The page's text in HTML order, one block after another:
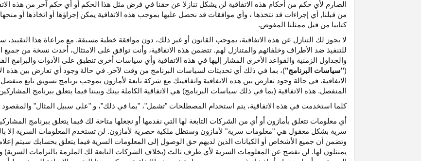
الصارم لأي حكم من أحكام هذه الاتفاقية لن يشكل تنازلا عن حقنا في فرض مثل هذا الحكم أو أي حكم آخر من هذه
من قبلنا, أي إجراءات قد نتخذها ، وأي موافقات قد نحصل عليها بموجب هذه الاتفاقية يمكن إجراؤها أو اتخاذها أو
كتابيا من قبل ممثلنا المفوض.
لا يجوز لك التنازل عن هذه الاتفاقية، بموجب القانون أو غير ذلك، دون موافقة خطية مسبقة. مع مراعاة هذا التقييد،
للتنفيذ ضد الأطراف وخلفائهم والمتنازل لهم. تتضمن هذه الاتفاقية، وأنت توافق على الامتثال، أحدث نسخة من جميع
والجداول الزمنية والقواعد الأخرى المشار إليها في هذه الاتفاقية وأي سياسات أخرى تنطبق على الأدوات والبرامج
("سياسات البرنامج")، بما في ذلك أي تحديثات لسياسات البرنامج من وقت لآخر. في حالة وجود أي تعارض بين هذه
الاتفاقية. في حالة وجود تعارض بين هذه الاتفاقية واتفاقيتك مع شركة تابعة لأمازون بموجب برنامج تسويق تابع
المنفصل. هذه الاتفاقية (بما في ذلك سياسات البرنامج) هي الاتفاقية الكاملة بينك وبيننا فيما يتعلق ببرنامج
كلما استخدمت في هذه الاتفاقية، يتم استخدام المصطلحات "تشمل"، "بما في ذلك"، و "على سبيل المثال" والمقصود
أي معلومات تتعلق بأمازون أو أي من الشركات التابعة لها التي نقدمها أو نجعلها متاحة لك فيما يتعلق ببرنامج
سرية بشكل معقول هي "معلومات سرية" لأمازون وستظل ملكية حصرية لأمازون. لن تستخدم المعلومات السرية إلا
وتضمن أن جميع الأشخاص أو الكيانات الذين لديهم حق الوصول إلى المعلومات السرية فيما يتعلق بحسابك سيتم
يمتثلون لها. لن تفصح عن المعلومات السرية لأي طرف ثالث (بخلاف الشركات التابعة لك الملزمة بالتزامات السرية)